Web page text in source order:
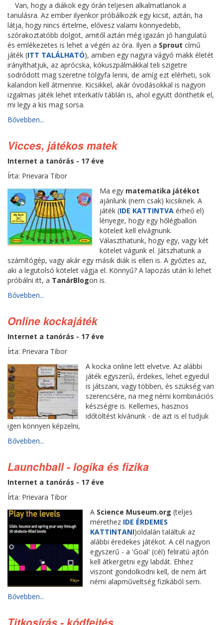
Van, hogy a diákok egy órán teljesen alkalmatlanok a
tanulásra. Az ember ilyenkor próbálkozik egy kicsit, aztán, ha
látja, hogy nincs értelme, elővesz valami könnyedebb,
szórakoztatóbb dolgot, amitől aztán még igazán jó hangulatú
és emlékezetes is lehet a végén az óra. Ilyen a Sprout című
játék (ITT TALÁLHATÓ), amiben egy nagyra vágyó makk életét
irányíthatjuk, az aprócska, kókuszpálmákkal teli szigetre
sodródott mag szeretne tölgyfa lenni, de amíg ezt elérheti, sok
kalandon kell átmennie. Kicsikkel, akár óvodásokkal is nagyon
izgalmas játék lehet interkatív táblán is, ahol együtt dönthetik el,
mi legy a kis mag sorsa.
Bővebben...
Vicces, játékos matek
Internet a tanórás - 17 éve
Írta: Prievara Tibor
Ma egy matematika játékot
ajánlunk (nem csak) kicsiknek. A
játék (IDE KATTINTVA érheő el)
lényege, hogy egy hőlégballon
köteleit kell elvágnunk.
Választhatunk, hogy egy, vagy két
kötelet vágunk el. Játszhatunk a
számítógép, vagy akár egy másik diák is ellen is. A győztes az,
aki a legutolsó kötelet vágja el. Könnyű? A lapozás után ki lehet
próbálni itt, a TanárBlogon is.
Bővebben...
Online kockajáték
Internet a tanórás - 17 éve
Írta: Prievara Tibor
A kocka online lett elvetve. Az alábbi
játék egyszerű, érdekes, lehet egyedül
is játszani, vagy többen, és szükség van
szerencsére, na meg némi kombinációs
készségre is. Kellemes, hasznos
időtöltést kívánunk - de azt is el tudjuk
igen könnyen képzelni,
Bővebben...
Launchball - logika és fizika
Internet a tanórás - 17 éve
Írta: Prievara Tibor
A Science Museum.org (teljes
mérethez IDE ÉRDEMES
KATTINTANI)oldalán találtuk az
alábbi éredekes játékot. A cél nagyon
egyszerű - a 'Goal' (cél) feliratú ajtón
kell átkergetni egy labdát. Ehhez
viszont gondolkodni kell, de nem árt
némi alapműveltség fizikából sem.
Bővebben...
Titkosírás - kódfejtés